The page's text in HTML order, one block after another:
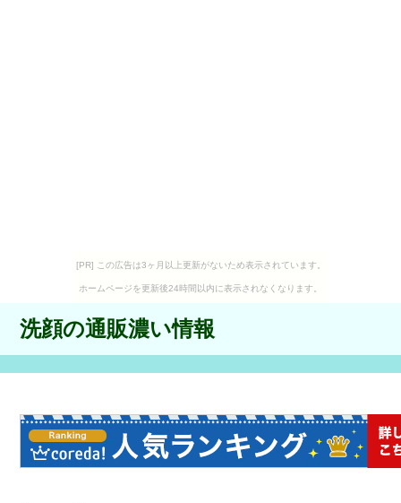
[PR] この広告は3ヶ月以上更新がないため表示されています。
ホームページを更新後24時間以内に表示されなくなります。
洗顔の通販濃い情報